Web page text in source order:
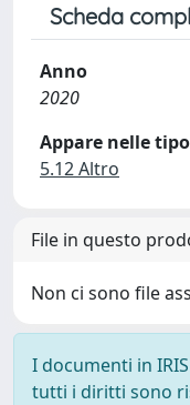
Scheda
Anno
2020
Appare nelle
5.12 Altro
File in questo
Non ci sono file
I documenti in
tutti i diritti sono